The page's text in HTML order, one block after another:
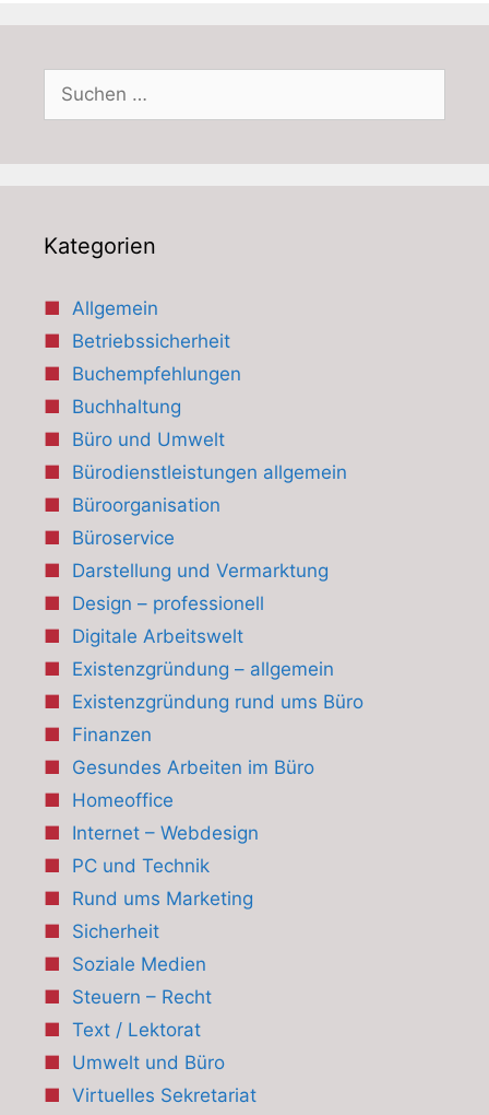
nach:
Kategorien
Allgemein
Betriebssicherheit
Buchempfehlungen
Buchhaltung
Büro und Umwelt
Bürodienstleistungen allgemein
Büroorganisation
Büroservice
Darstellung und Vermarktung
Design – professionell
Digitale Arbeitswelt
Existenzgründung – allgemein
Existenzgründung rund ums Büro
Finanzen
Gesundes Arbeiten im Büro
Homeoffice
Internet – Webdesign
PC und Technik
Rund ums Marketing
Sicherheit
Soziale Medien
Steuern – Recht
Text / Lektorat
Umwelt und Büro
Virtuelles Sekretariat